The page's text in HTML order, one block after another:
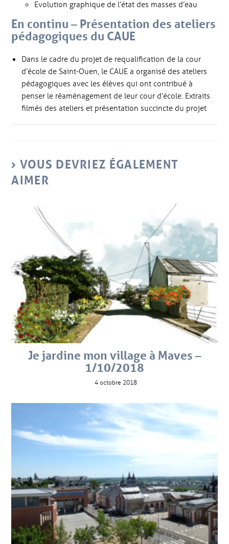
Evolution graphique de l’état des masses d’eau
En continu – Présentation des ateliers
pédagogiques du CAUE
Dans le cadre du projet de requalification de la cour
d’école de Saint-Ouen, le CAUE a organisé des ateliers
pédagogiques avec les élèves qui ont contribué à
penser le réaménagement de leur cour d’école. Extraits
filmés des ateliers et présentation succincte du projet
VOUS DEVRIEZ ÉGALEMENT
AIMER
Je jardine mon village à Maves –
1/10/2018
4 octobre 2018